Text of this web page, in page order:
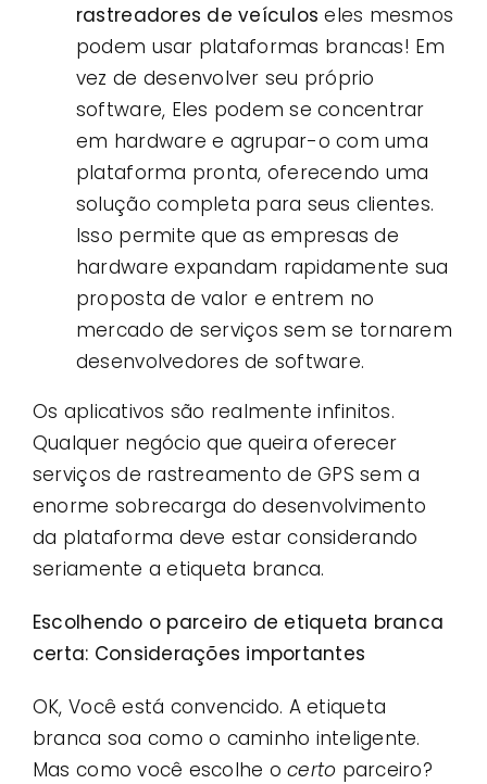
rastreadores de veículos eles mesmos
podem usar plataformas brancas! Em
vez de desenvolver seu próprio
software, Eles podem se concentrar
em hardware e agrupar-o com uma
plataforma pronta, oferecendo uma
solução completa para seus clientes.
Isso permite que as empresas de
hardware expandam rapidamente sua
proposta de valor e entrem no
mercado de serviços sem se tornarem
desenvolvedores de software.
Os aplicativos são realmente infinitos.
Qualquer negócio que queira oferecer
serviços de rastreamento de GPS sem a
enorme sobrecarga do desenvolvimento
da plataforma deve estar considerando
seriamente a etiqueta branca.
Escolhendo o parceiro de etiqueta branca
certa: Considerações importantes
OK, Você está convencido. A etiqueta
branca soa como o caminho inteligente.
Mas como você escolhe ocerto parceiro?